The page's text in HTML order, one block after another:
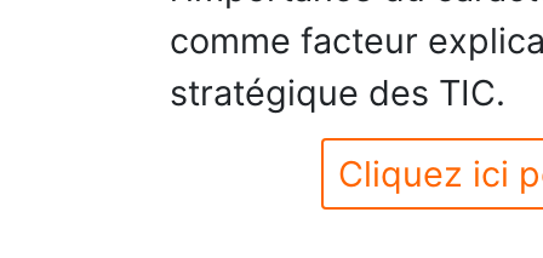
comme facteur
stratégique des TIC.
Cliquez ici